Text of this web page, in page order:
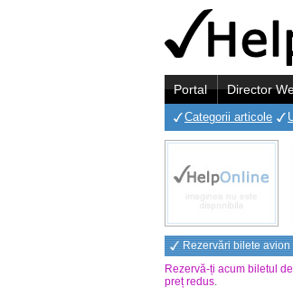
Portal Director
Categorii articole
Rezervări bilete avion
Rezervă-ți acum biletul
preț redus.